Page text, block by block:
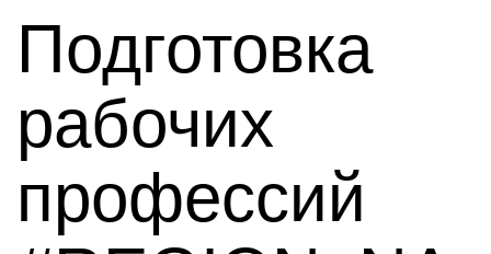
Подготовка
рабочих
профессий